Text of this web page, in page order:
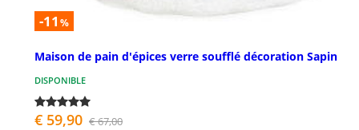
-11 %
Maison de pain d'épices verre soufflé décoration Sapin
DISPONIBLE
€ 59,90 € 67,00